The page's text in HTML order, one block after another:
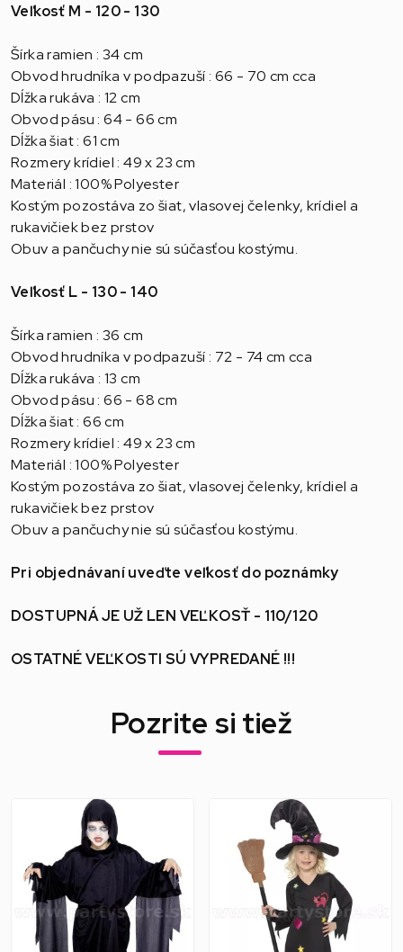
Veľkosť M - 120 - 130
Šírka ramien : 34 cm
Obvod hrudníka v podpazuší : 66 - 70 cm cca
Dĺžka rukáva : 12 cm
Obvod pásu : 64 - 66 cm
Dĺžka šiat : 61 cm
Rozmery krídiel : 49 x 23 cm
Materiál : 100% Polyester
Kostým pozostáva zo šiat, vlasovej čelenky, krídiel a
rukavičiek bez prstov
Obuv a pančuchy nie sú súčasťou kostýmu.
Veľkosť L - 130 - 140
Šírka ramien : 36 cm
Obvod hrudníka v podpazuší : 72 - 74 cm cca
Dĺžka rukáva : 13 cm
Obvod pásu : 66 - 68 cm
Dĺžka šiat : 66 cm
Rozmery krídiel : 49 x 23 cm
Materiál : 100% Polyester
Kostým pozostáva zo šiat, vlasovej čelenky, krídiel a
rukavičiek bez prstov
Obuv a pančuchy nie sú súčasťou kostýmu.
Pri objednávaní uveďte veľkosť do poznámky
DOSTUPNÁ JE UŽ LEN VEĽKOSŤ - 110/120
OSTATNÉ VEĽKOSTI SÚ VYPREDANÉ !!!
Pozrite si tiež